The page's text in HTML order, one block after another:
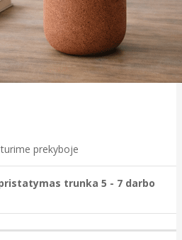
prekyboje
trunka 5 - 7 darbo